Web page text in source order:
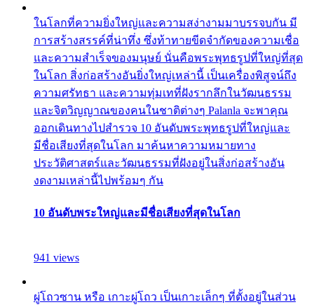
ในโลกที่ความยิ่งใหญ่และความสง่างามมาบรรจบกัน มี
การสร้างสรรค์ที่น่าทึ่ง ซึ่งท้าทายขีดจำกัดของความเชื่อ
และความสำเร็จของมนุษย์ นั่นคือพระพุทธรูปที่ใหญ่ที่สุด
ในโลก สิ่งก่อสร้างอันยิ่งใหญ่เหล่านี้ เป็นเครื่องพิสูจน์ถึง
ความศรัทธา และความทุ่มเทที่ฝังรากลึกในวัฒนธรรม
และจิตวิญญาณของคนในชาติต่างๆ Palanla จะพาคุณ
ออกเดินทางไปสำรวจ 10 อันดับพระพุทธรูปที่ใหญ่และ
มีชื่อเสียงที่สุดในโลก มาค้นหาความหมายทาง
ประวัติศาสตร์และวัฒนธรรมที่ฝังอยู่ในสิ่งก่อสร้างอัน
งดงามเหล่านี้ไปพร้อมๆ กัน
10 อันดับพระใหญ่และมีชื่อเสียงที่สุดในโลก
941 views
ผู่โถวซาน หรือ เกาะผู่โถว เป็นเกาะเล็กๆ ที่ตั้งอยู่ในส่วน